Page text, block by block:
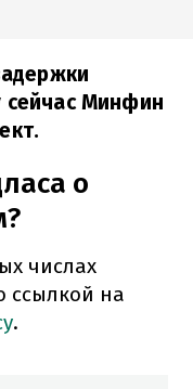
Минфин
о
числах
ссылкой на
.